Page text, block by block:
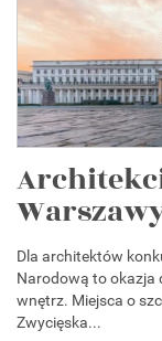
Dla architektów
Narodową to okazja
wnętrz. Miejsca o
Zwycięska...